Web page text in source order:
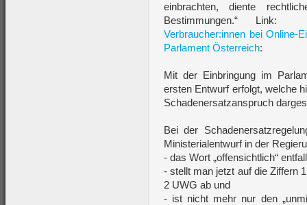
einbrachten, diente
Bestimmungen.“
Verbraucher:innen bei Online-
Parlament Österreich:
Mit der Einbringung im
ersten Entwurf erfolgt, welche
Schadenersatzanspruch
Bei der
Ministerialentwurf in der
- das Wort „offensichtlich“
- stellt man jetzt auf die Ziffern
2 UWG ab und
- ist nicht mehr nur den